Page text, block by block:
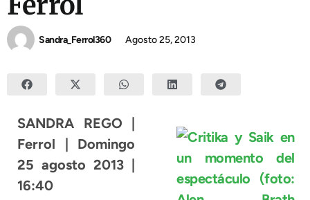
Sandra_Ferrol360 Agosto 25, 2013
SANDRA REGO |
Ferrol | Domingo
25 agosto 2013 |
16:40